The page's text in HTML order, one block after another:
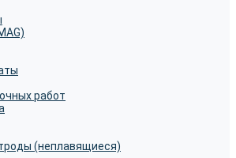
работ
(неплавящиеся)